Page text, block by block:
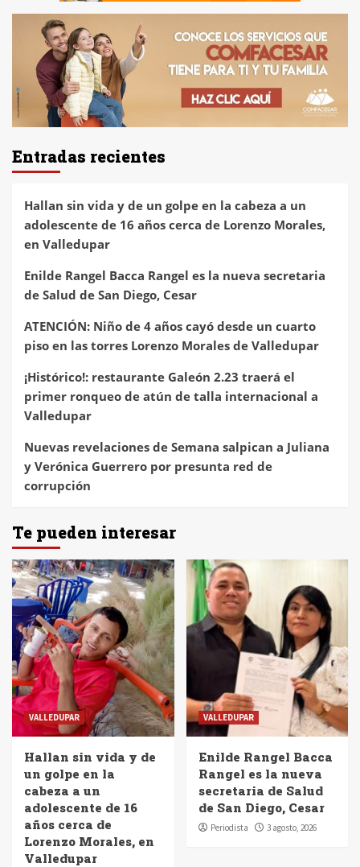
Entradas recientes
Hallan sin vida y de un golpe en la cabeza a un
adolescente de 16 años cerca de Lorenzo Morales,
en Valledupar
Enilde Rangel Bacca Rangel es la nueva secretaria
de Salud de San Diego, Cesar
ATENCIÓN: Niño de 4 años cayó desde un cuarto
piso en las torres Lorenzo Morales de Valledupar
¡Histórico!: restaurante Galeón 2.23 traerá el
primer ronqueo de atún de talla internacional a
Valledupar
Nuevas revelaciones de Semana salpican a Juliana
y Verónica Guerrero por presunta red de
corrupción
Te pueden interesar
VALLEDUPAR
Hallan sin vida y de
un golpe en la
cabeza a un
adolescente de 16
años cerca de
Lorenzo Morales, en
Valledupar
VALLEDUPAR
Enilde Rangel Bacca
Rangel es la nueva
secretaria de Salud
de San Diego, Cesar
Periodista 3 agosto, 2026